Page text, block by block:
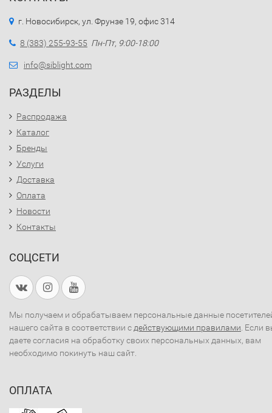
г. Новосибирск, ул. Фрунзе 19, офис 314
8 (383) 255-93-55 Пн-Пт, 9:00-18:00
info@siblight.com
РАЗДЕЛЫ
Распродажа
Каталог
Бренды
Услуги
Доставка
Оплата
Новости
Контакты
СОЦСЕТИ
Мы получаем и обрабатываем персональные данные
нашего сайта в соответствии с действующими правилами . Если
даете согласия на обработку своих персональных данных, вам
необходимо покинуть наш сайт.
ОПЛАТА